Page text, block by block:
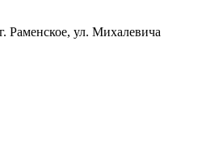
Раменское, ул. Михалевича